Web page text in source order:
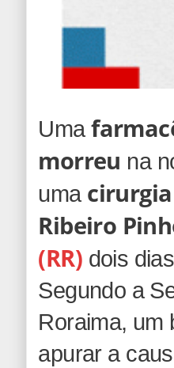
Uma
morreu na
uma
Ribeiro
(RR) dois
Segundo a
Roraima, um
apurar a